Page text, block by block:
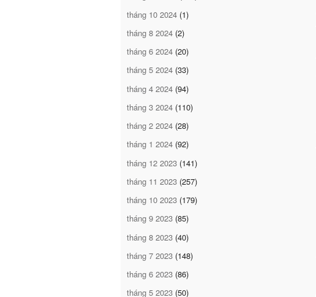
tháng 10 2024 (1)
tháng 8 2024 (2)
tháng 6 2024 (20)
tháng 5 2024 (33)
tháng 4 2024 (94)
tháng 3 2024 (110)
tháng 2 2024 (28)
tháng 1 2024 (92)
tháng 12 2023 (141)
tháng 11 2023 (257)
tháng 10 2023 (179)
tháng 9 2023 (85)
tháng 8 2023 (40)
tháng 7 2023 (148)
tháng 6 2023 (86)
tháng 5 2023 (50)